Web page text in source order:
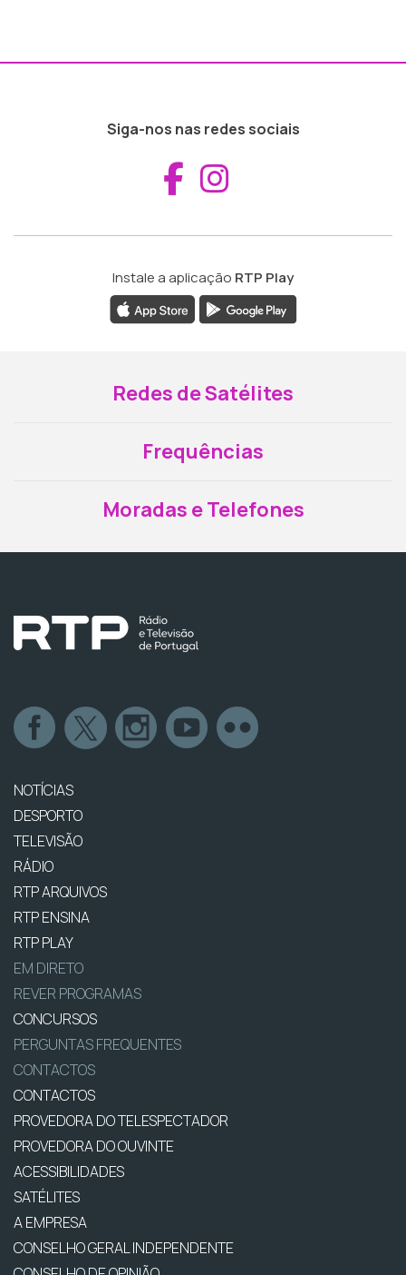
Siga-nos nas redes sociais
Aceder ao
Instale a aplicação RTP Play
Redes de Satélites
Frequências
Moradas e Telefones
NOTÍCIAS
DESPORTO
TELEVISÃO
RÁDIO
RTP ARQUIVOS
RTP ENSINA
RTP PLAY
EM DIRETO
REVER PROGRAMAS
CONCURSOS
PERGUNTAS FREQUENTES
CONTACTOS
CONTACTOS
PROVEDORA DO TELESPECTADOR
PROVEDORA DO OUVINTE
ACESSIBILIDADES
SATÉLITES
A EMPRESA
CONSELHO GERAL INDEPENDENTE